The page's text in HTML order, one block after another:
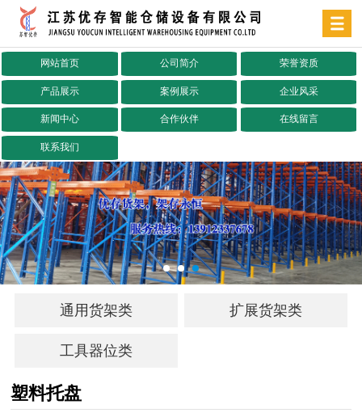
网站首页 公司简介 荣誉资质
产品展示 案例展示 企业风采
新闻中心 合作伙伴 在线留言
联系我们
通用货架类 扩展货架类
工具器位类
塑料托盘